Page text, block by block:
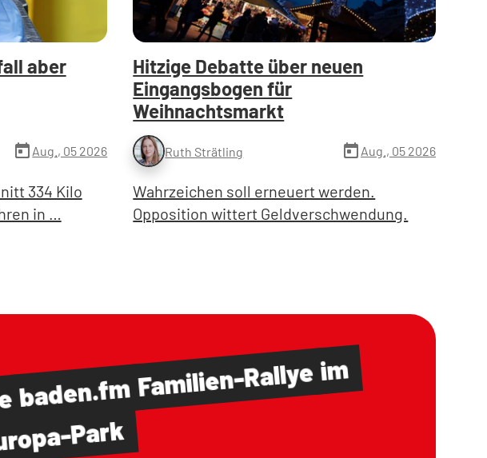
aber
todayAug., 05 2026
334 Kilo
in …
Hitzige Debatte über neuen
Eingangsbogen für
Weihnachtsmarkt
Ruth Strätling today Aug., 05 2026
Wahrzeichen soll erneuert werden.
Opposition wittert Geldverschwendung.
baden.fmFamilien-Rallyeim
Park